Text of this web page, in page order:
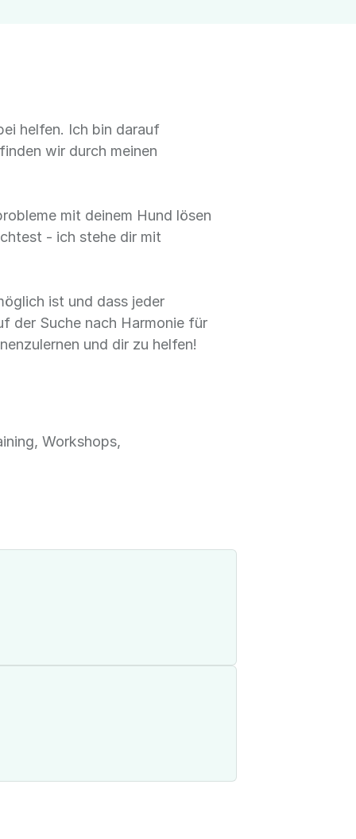
helfen. Ich bin darauf
wir durch meinen
mit deinem Hund lösen
- ich stehe dir mit
ist und dass jeder
der Suche nach Harmonie für
und dir zu helfen!
Workshops,